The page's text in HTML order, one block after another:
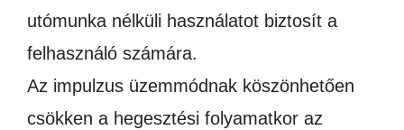
utómunka nélküli használatot biztosít a
felhasználó számára.
Az impulzus üzemmódnak köszönhetően
csökken a hegesztési folyamatkor az